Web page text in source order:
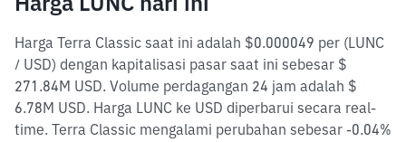
Harga Terra Classic saat ini adalah $0.000049 per (LUNC
/ USD) dengan kapitalisasi pasar saat ini sebesar $
271.84M USD. Volume perdagangan 24 jam adalah $
6.78M USD. Harga LUNC ke USD diperbarui secara real-
time. Terra Classic mengalami perubahan sebesar -0.04%